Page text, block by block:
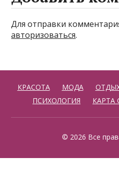
Для отправки
авторизоваться.
КРАСОТА МОДА
ПСИХОЛОГИЯ
КАРТА
© 2026 Все